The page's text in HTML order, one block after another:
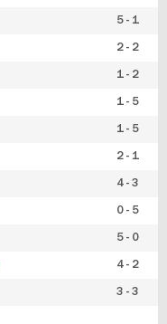
5 - 1
2 - 2
1 - 2
1 - 5
1 - 5
2 - 1
4 - 3
0 - 5
5 - 0
4 - 2
3 - 3